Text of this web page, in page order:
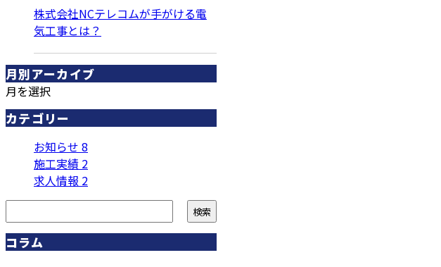
株式会社NCテレコムが手がける電
気工事とは？
月別アーカイブ
月を選択
カテゴリー
お知らせ 8
施工実績 2
求人情報 2
コラム